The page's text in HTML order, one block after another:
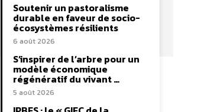
Soutenir un pastoralisme
durable en faveur de socio-
écosystèmes résilients
6 août 2026
S’inspirer de l’arbre pour un
modèle économique
régénératif du vivant …
5 août 2026